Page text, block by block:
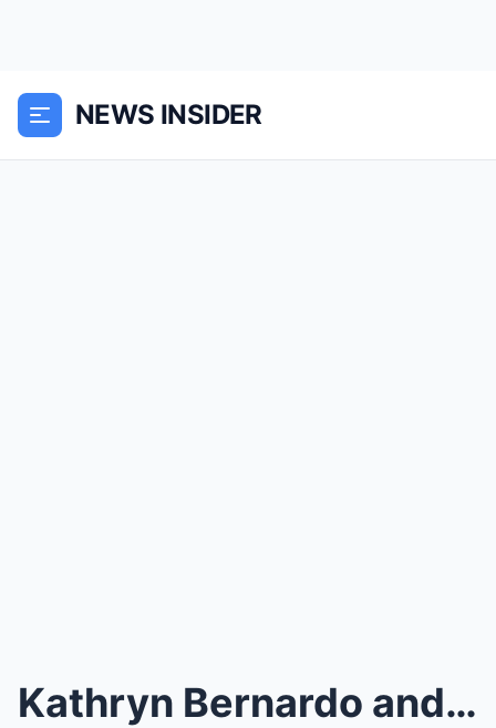
NEWS INSIDER
Kathryn Bernardo and Daniel Padilla’s ‘Barcelona: ...